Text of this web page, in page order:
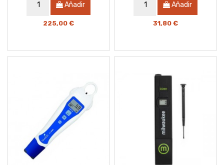
Añadir
225,00 €
Añadir
31,80 €